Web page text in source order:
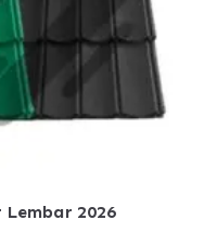
2026